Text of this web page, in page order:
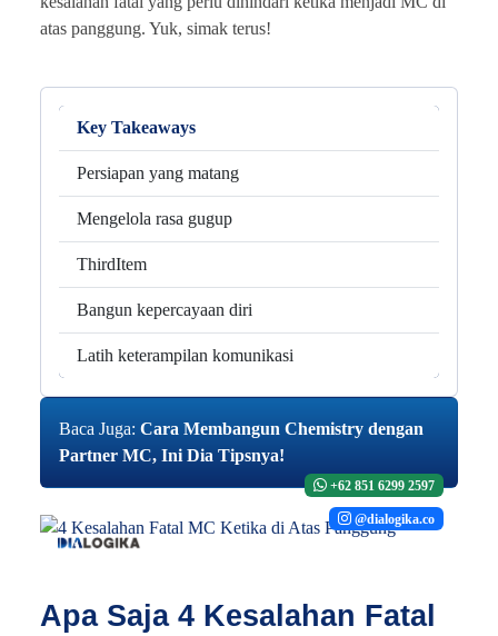
atas panggung. Yuk, simak terus!
Key Takeaways
Persiapan yang matang
Mengelola rasa gugup
ThirdItem
Bangun kepercayaan diri
Latih keterampilan komunikasi
Baca Juga: Cara Membangun Chemistry dengan
Partner MC, Ini Dia Tipsnya!
+62 851 6299 2597
@dialogika.co
Apa Saja 4 Kesalahan Fatal